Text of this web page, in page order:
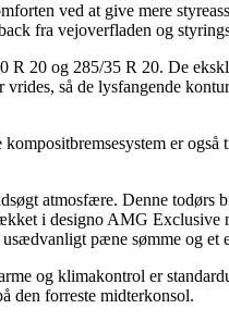
ved at give mere
fra vejoverfladen og
R 20 og 285/35 R 20. De
så de lysfangende
er
atmosfære. Denne todørs
i designo AMG
pæne sømme og et
og klimakontrol er
den forreste midterkonsol.